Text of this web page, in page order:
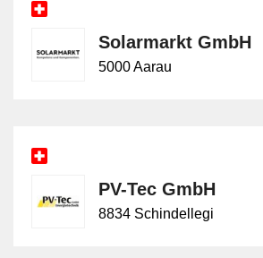
Solarmarkt GmbH
5000 Aarau
PV-Tec GmbH
8834 Schindellegi